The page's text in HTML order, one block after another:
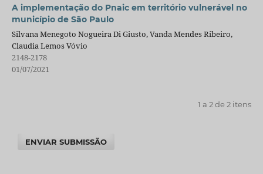
A implementação do Pnaic em território vulnerável no
município de São Paulo
Silvana Menegoto Nogueira Di Giusto, Vanda Mendes Ribeiro,
Claudia Lemos Vóvio
2148-2178
01/07/2021
1 a 2 de 2 itens
ENVIAR SUBMISSÃO